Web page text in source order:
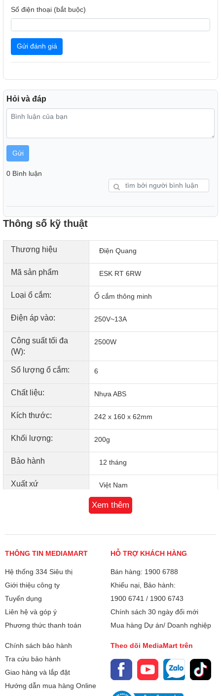
Số điện thoại (bắt buộc)
Gửi đánh giá
Hỏi và đáp
Gửi
0 Bình luận
Thông số kỹ thuật
Thương hiệu Điện Quang
Mã sản phẩm ESK RT 6RW
Loại ổ cắm: Ổ cắm thông minh
Điện áp vào: 250V~13A
Công suất tối đa
(W):
2500W
Số lượng ổ cắm: 6
Chất liệu: Nhựa ABS
Kích thước: 242 x 160 x 62mm
Khối lượng: 200g
Bảo hành 12 tháng
Xuất xứ Việt Nam
Xem thêm
THÔNG TIN MEDIAMART
Hệ thống 334 Siêu thị
Giới thiệu công ty
Tuyển dụng
Liên hệ và góp ý
Phương thức thanh toán
HỖ TRỢ KHÁCH HÀNG
Bán hàng: 1900 6788
Khiếu nại, Bảo hành:
1900 6741 / 1900 6743
Chính sách 30 ngày đổi mới
Mua hàng Dự án/ Doanh nghiệp
Chính sách bảo hành
Tra cứu bảo hành
Giao hàng và lắp đặt
Hướng dẫn mua hàng Online
Theo dõi MediaMart trên